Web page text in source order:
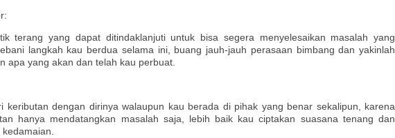
terang yang dapat ditindaklanjuti untuk bisa segera menyelesaikan masalah yang
langkah kau berdua selama ini, buang jauh-jauh perasaan bimbang dan yakinlah
apa yang akan dan telah kau perbuat.
keributan dengan dirinya walaupun kau berada di pihak yang benar sekalipun, karena
hanya mendatangkan masalah saja, lebih baik kau ciptakan suasana tenang dan